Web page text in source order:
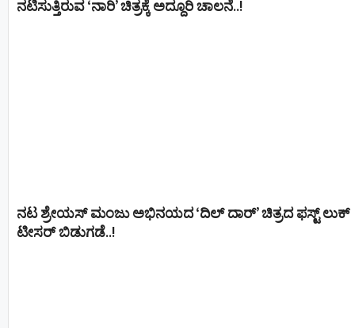
ನಟಿಸುತ್ತಿರುವ ‘ನಾರಿ’ ಚಿತ್ರಕ್ಕೆ ಅದ್ದೂರಿ ಚಾಲನೆ..!
ನಟ ಶ್ರೇಯಸ್ ಮಂಜು ಅಭಿನಯದ ‘ದಿಲ್ ದಾರ್’ ಚಿತ್ರದ ಫಸ್ಟ್ ಲುಕ್
ಟೀಸರ್ ಬಿಡುಗಡೆ..!